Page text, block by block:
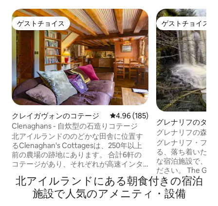
ゲストチョイス
ゲストチョイス
クレイガヴォンのコテージ レビュー185件、5つ星中4.96つ
4.96 (185)
Clenaghans - 自炊型の石造りコテージ
北アイルランドののどかな田舎に位置す
るClenaghan's Cottagesは、250年以上
前の農場の跡地にあります。 合計6軒の
コテージがあり、それぞれが高速インタ
のモダンな設備を備えた高仕様に改装さ
れています。 各アパートにはリビングエ
リア、キッチン、寝室、専用バスルーム
ゲストチョイス
ゲストチョイス
グレナリフのタイ
グレナリフの森で
グレナリフ・フォ
る、落ち着いた雰
な宿泊施設で、の
ださい。 The Getawayは、専用の露天風
呂・ジャグジーと
備えたモダンでス
トです。こちら
北アイルランドにある朝食付きの宿泊
施設で人気のアメニティ・設備